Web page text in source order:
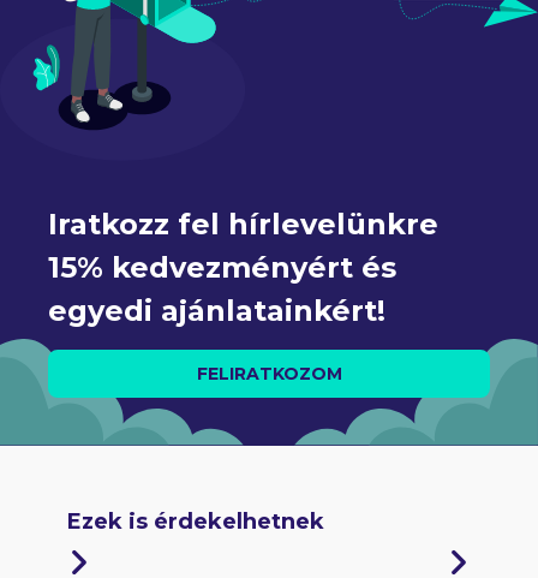
Iratkozz fel hírlevelünkre
15% kedvezményért és
egyedi ajánlatainkért!
FELIRATKOZOM
Ezek is érdekelhetnek